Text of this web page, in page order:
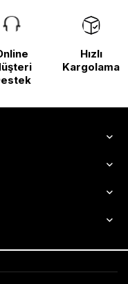
Hızlı
Kargolama